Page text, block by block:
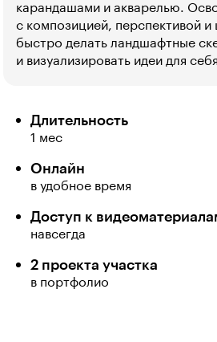
карандашами и акварелью.
с композицией, перспективой
быстро делать ландшафтные
и визуализировать идеи для
Длительность
1 мес
Онлайн
в удобное время
Доступ к
навсегда
2 проекта участка
в портфолио